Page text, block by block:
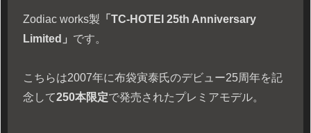
Zodiac works製 「TC-HOTEI 25th Anniversary
Limited」 です。
こちらは2007年に布袋寅泰氏のデビュー25周年を記
念して250本限定で発売されたプレミアモデル。